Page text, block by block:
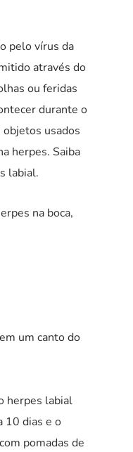
pelo vírus da
através do
ou feridas
durante o
usados
herpes. Saiba
labial.
na boca,
um canto do
herpes labial
10 dias e o
pomadas de